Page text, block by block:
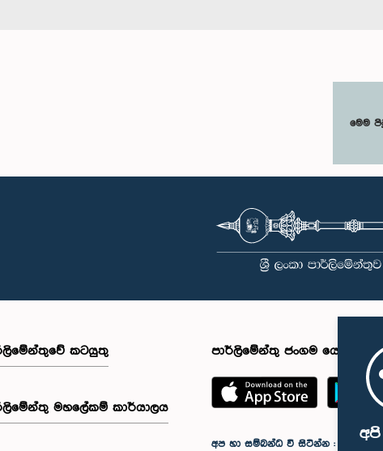
මෙම
කටයුතු
මහලේකම් කාර්යාලය
පාර්ලිමේන්තු ජංගම යෙදුම
අප හා සම්බන්ධ වී සිටින්න :